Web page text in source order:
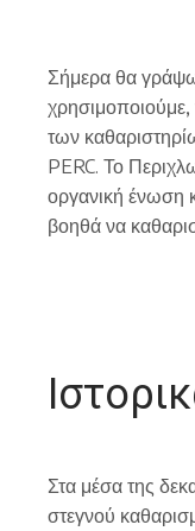
Σήμερα θα γράψω
των
PERC. Το
οργανική ένωση
βοηθά να
Στα μέσα της
στεγνού